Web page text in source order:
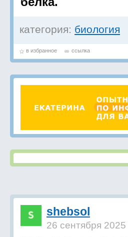
категория: биология
в избранное ссылка
shebsol
26 сентября 2025